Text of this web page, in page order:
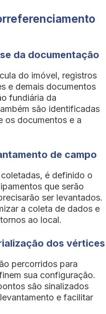
da documentação
do imóvel, registros
e demais documentos
fundiária da
são identificadas
os documentos e a
de campo
é definido o
que serão
ser levantados.
a coleta de dados e
ao local.
dos vértices
percorridos para
sua configuração.
são sinalizados
e facilitar